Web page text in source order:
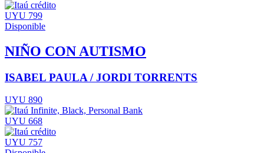
UYU 799
Disponible
NIÑO CON AUTISMO
ISABEL PAULA / JORDI TORRENTS
UYU 890
UYU 668
UYU 757